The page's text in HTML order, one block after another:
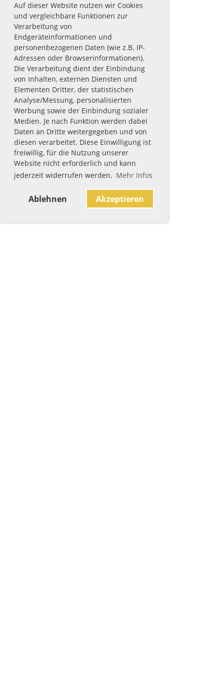
Auf dieser Website nutzen wir Cookies
und vergleichbare Funktionen zur
Verarbeitung von
Endgeräteinformationen und
personenbezogenen Daten (wie z.B. IP-
Adressen oder Browserinformationen).
Die Verarbeitung dient der Einbindung
von Inhalten, externen Diensten und
Elementen Dritter, der statistischen
Analyse/Messung, personalisierten
Werbung sowie der Einbindung sozialer
Medien. Je nach Funktion werden dabei
Daten an Dritte weitergegeben und von
diesen verarbeitet. Diese Einwilligung ist
freiwillig, für die Nutzung unserer
Website nicht erforderlich und kann
jederzeit widerrufen werden. Mehr Infos
Ablehnen Akzeptieren